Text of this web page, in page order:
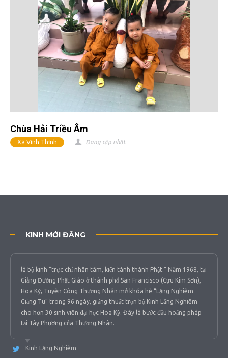
Chùa Hải Triều Âm
Xã Vĩnh Thịnh Đang cập nhật
KINH MỚI ĐĂNG
Kinh Lăng Nghiêm
là bộ kinh “trực chỉ nhân tâm, kiến tánh thành Phật.” Năm 1968, tại
Giảng Đường Phật Giáo ở thành phố San Francisco (Cựu Kim Sơn),
Hoa Kỳ, Tuyên Công Thượng Nhân mở khóa hè “Lăng Nghiêm
Giảng Tu” trong 96 ngày, giảng thuật trọn bộ Kinh Lăng Nghiêm
cho hơn 30 sinh viên đại học Hoa Kỳ. Đây là bước đầu hoằng pháp
tại Tây Phương của Thượng Nhân.